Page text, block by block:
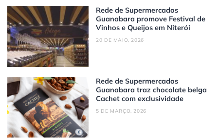
Rede de Supermercados
Guanabara promove Festival de
Vinhos e Queijos em Niterói
20 DE MAIO, 2026
Rede de Supermercados
Guanabara traz chocolate belga
Cachet com exclusividade
5 DE MARÇO, 2026